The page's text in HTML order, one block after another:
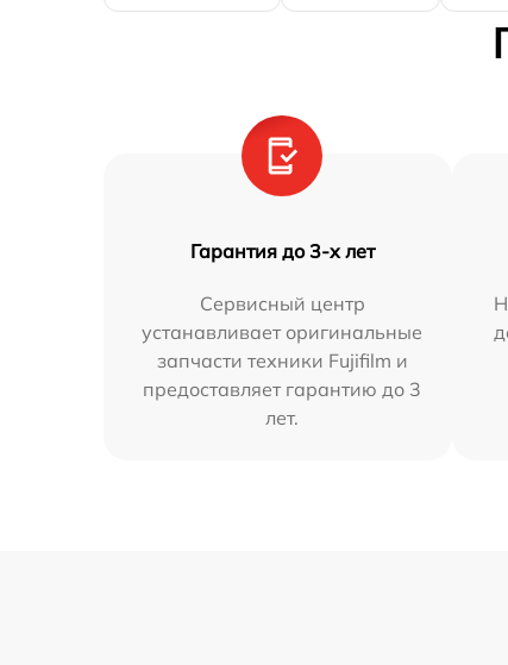
Гарантия до 3-х лет
Сервисный центр
устанавливает оригинальные
запчасти техники Fujifilm и
предоставляет гарантию до 3
лет.